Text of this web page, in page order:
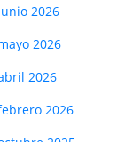
2026
2026
2026
2026